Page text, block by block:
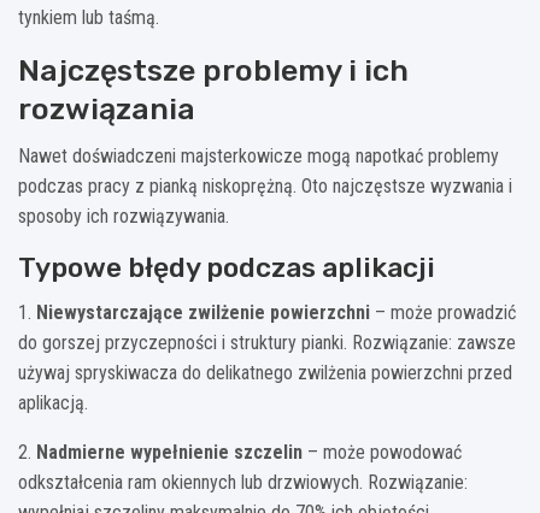
tynkiem lub taśmą.
Najczęstsze problemy i ich
rozwiązania
Nawet doświadczeni majsterkowicze mogą napotkać problemy
podczas pracy z pianką niskoprężną. Oto najczęstsze wyzwania i
sposoby ich rozwiązywania.
Typowe błędy podczas aplikacji
1. Niewystarczające zwilżenie powierzchni – może prowadzić
do gorszej przyczepności i struktury pianki. Rozwiązanie: zawsze
używaj spryskiwacza do delikatnego zwilżenia powierzchni przed
aplikacją.
2. Nadmierne wypełnienie szczelin – może powodować
odkształcenia ram okiennych lub drzwiowych. Rozwiązanie: